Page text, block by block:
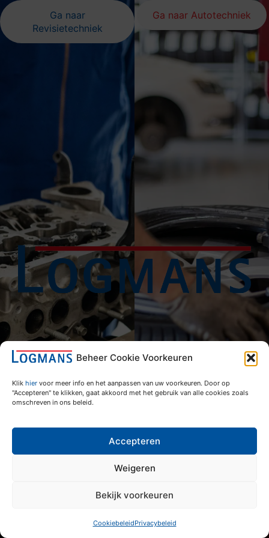
Beheer Cookie Voorkeuren
Klik hier voor meer info en het aanpassen van uw voorkeuren. Door op
"Accepteren" te klikken, gaat akkoord met het gebruik van alle cookies zoals
omschreven in ons beleid.
Accepteren
Weigeren
Bekijk voorkeuren
CookiebeleidPrivacybeleid
Ga naar
Revisietechniek
Ga naar Autotechniek